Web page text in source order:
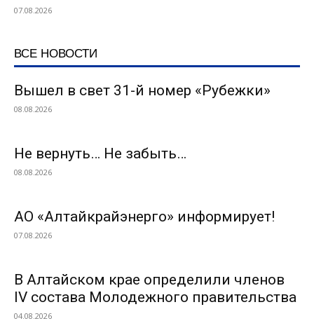
07.08.2026
ВСЕ НОВОСТИ
Вышел в свет 31-й номер «Рубежки»
08.08.2026
Не вернуть… Не забыть…
08.08.2026
АО «Алтайкрайэнерго» информирует!
07.08.2026
В Алтайском крае определили членов
IV состава Молодежного правительства
04.08.2026